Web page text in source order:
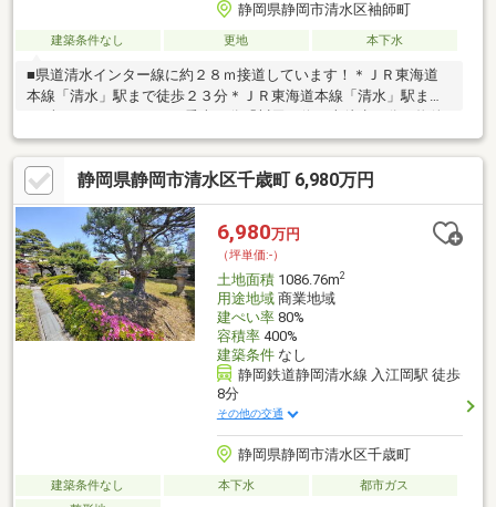
静岡県静岡市清水区袖師町
建築条件なし 更地 本下水
■県道清水インター線に約２８ｍ接道しています！＊ＪＲ東海道
本線「清水」駅まで徒歩２３分＊ＪＲ東海道本線「清水」駅まで
おすすめポイント～〇面積約１９３．２坪（６３８．７７㎡）〇
徒歩１０分圏内にコンビニ、ドラッグストア、金融機関、郵便局
等があります♪〇ＪＲ東海道本線「清水」駅まで徒歩２３分♪〇建
ぺい率：６０％・容積率２００％～おすすめの周辺環境～○「セ
ブンイレブン清水袖師町東店」まで徒歩４分○「ウエルシア清水
西久保店」まで徒歩１０分
静岡県静岡市清水区千歳町 6,980万円
6,980万円
（坪単価:-）
土地面積1086.76m2
用途地域商業地域
建ぺい率80%
容積率400%
建築条件なし
静岡鉄道静岡清水線 入江岡駅 徒歩
8分
その他の交通
静岡県静岡市清水区千歳町
建築条件なし 本下水
都市ガス